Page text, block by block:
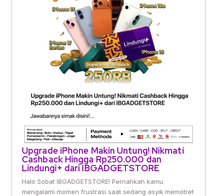
Upgrade iPhone Makin Untung! Nikmati
Cashback Hingga Rp250.000 dan
Lindungi+ dari IBGADGETSTORE
Halo Sobat IBGADGETSTORE! Pernahkah kamu
mengalami momen frustrasi saat sedang asyik memotret